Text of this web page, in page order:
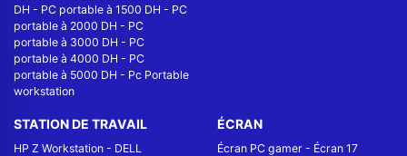
DH - PC portable à 1500 DH - PC
portable à 2000 DH - PC
portable à 3000 DH - PC
portable à 4000 DH - PC
portable à 5000 DH - Pc Portable
workstation
STATION DE TRAVAIL
HP Z Workstation - DELL
ÉCRAN
Écran PC gamer - Écran 17